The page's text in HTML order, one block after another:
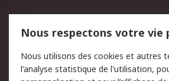
du site
Politique de protection
Nous respectons votre vie
Nous utilisons des cookies et autres
l'analyse statistique de l'utilisation,